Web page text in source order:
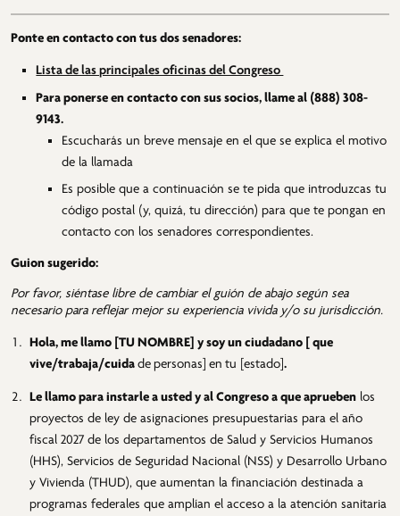
Ponte en contacto con tus dos senadores:
Lista de las principales oficinas del Congreso
Para ponerse en contacto con sus socios, llame al (888) 308-
9143.
Escucharás un breve mensaje en el que se explica el motivo
de la llamada
Es posible que a continuación se te pida que introduzcas tu
código postal (y, quizá, tu dirección) para que te pongan en
contacto con los senadores correspondientes.
Guion sugerido:
Por favor, siéntase libre de cambiar el guión de abajo según sea
necesario para reflejar mejor su experiencia vivida y/o su jurisdicción.
Hola, me llamo [TU NOMBRE] y soy un ciudadano [que
vive/trabaja/cuida de personas] en tu [estado].
Le llamo para instarle a usted y al Congreso a que aprueben los
proyectos de ley de asignaciones presupuestarias para el año
fiscal 2027 de los departamentos de Salud y Servicios Humanos
(HHS), Servicios de Seguridad Nacional (NSS) y Desarrollo Urbano
y Vivienda (THUD), que aumentan la financiación destinada a
programas federales que amplían el acceso a la atención sanitaria